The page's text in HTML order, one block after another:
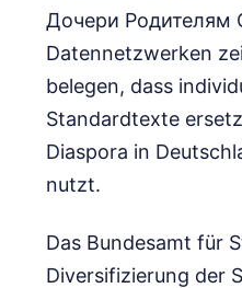
Дочери Родителям
Datennetzwerken
belegen, dass
Standardtexte
Diaspora in
nutzt.
Das Bundesamt für
Diversifizierung der